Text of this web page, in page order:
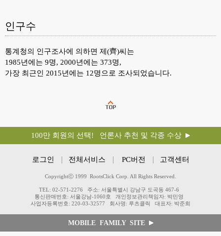
인구수
통계청의 인구조사에 의하면 제(齊)씨는
1985년에는 9명, 2000년에는 373명,
가장 최근인 2015년에는 12명으로 조사되었습니다.
100만 회원의 선택! 언론사 추천 및 각종 수상
로그인 전체서비스 PC버전 고객센터
Copyrightⓒ 1999 RootsClick Corp. All Rights Reserved.
TEL: 02-571-2276
주소: 서울특별시 강남구 도곡동 467-6
통신판매번호: 서울강남-1060호
개인정보관리책임자: 박민영
사업자등록번호: 220-03-32577
회사명: 루츠클릭 대표자: 박준희
MOBILE FAMILY SITE